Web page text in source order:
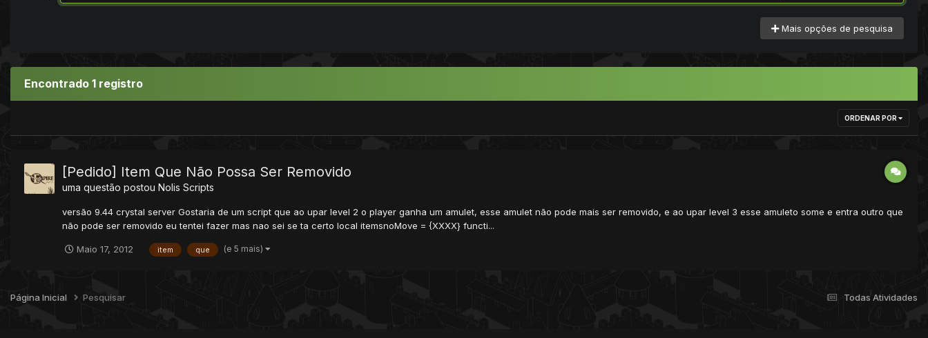
Mais opções de pesquisa
Encontrado 1 registro
ORDENAR POR
[Pedido] Item Que Não Possa Ser Removido
uma questão postou Nolis Scripts
versão 9.44 crystal server Gostaria de um script que ao upar level 2 o player ganha um amulet, esse amulet não pode mais ser removido, e ao upar level 3 esse amuleto some e entra outro que
não pode ser removido eu tentei fazer mas nao sei se ta certo local itemsnoMove = {XXXX} functi...
Maio 17, 2012 item que (e 5 mais)
Todas Atividades
Página Inicial Pesquisar